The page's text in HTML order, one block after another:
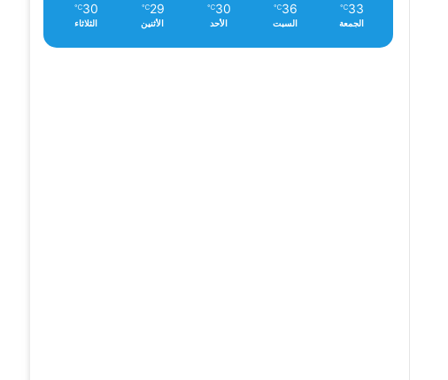
33
℃
الجمعة
36
℃
السبت
30
℃
الأحد
29
℃
الأثنين
30
℃
الثلاثاء